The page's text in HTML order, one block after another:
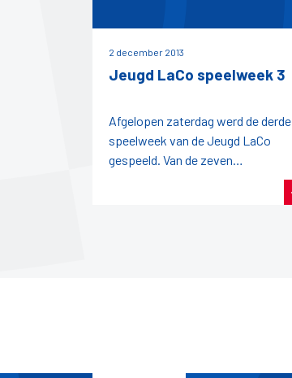
2 december 2013
Jeugd LaCo speelweek 3
Afgelopen zaterdag werd de derde
speelweek van de Jeugd LaCo
gespeeld. Van de zeven
deelnemende teams kwam alleen